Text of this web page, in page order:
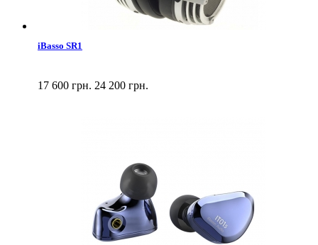
iBasso SR1
17 600 грн. 24 200 грн.